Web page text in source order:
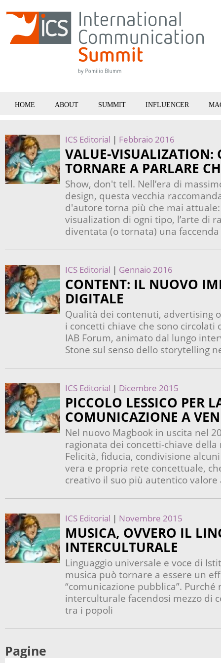
HOME ABOUT SUMMIT INFLUENCER
ICS Editorial | Febbraio 2016
VALUE-VISUALIZATION:
TORNARE A PARLARE
Show, don't tell. Nell’era di
design, questa vecchia
d'autore torna più che mai
visualization di ogni tipo, l’arte di
diventata (o tornata) una
ICS Editorial | Gennaio 2016
CONTENT: IL NUOVO
DIGITALE
Qualità dei contenuti, advertising
i concetti chiave che sono
IAB Forum, animato dal lungo
Stone sul senso dello storytelling
ICS Editorial | Dicembre 2015
PICCOLO LESSICO PER
COMUNICAZIONE A
Nel nuovo Magbook in uscita nel
ragionata dei concetti-chiave
Felicità, fiducia, condivisione
vera e propria rete concettuale,
creativo il suo più autentico valore
ICS Editorial | Novembre 2015
MUSICA, OVVERO IL
INTERCULTURALE
Linguaggio universale e voce di
musica può tornare a essere un
“comunicazione pubblica”.
interculturale facendosi mezzo di
tra i popoli
Pagine